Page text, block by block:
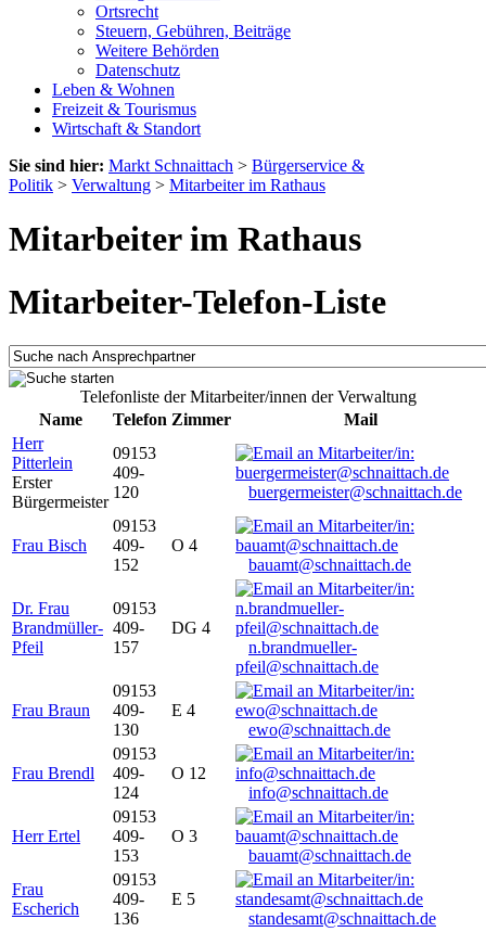
Ortsrecht
Steuern, Gebühren, Beiträge
Weitere Behörden
Datenschutz
Leben & Wohnen
Freizeit & Tourismus
Wirtschaft & Standort
Sie sind hier: Markt Schnaittach > Bürgerservice &
Politik > Verwaltung > Mitarbeiter im Rathaus
Mitarbeiter im Rathaus
Mitarbeiter-Telefon-Liste
Telefonliste der Mitarbeiter/innen der Verwaltung
Name
Telefon Zimmer
Mail
Herr
Pitterlein
Erster
Bürgermeister
09153
409-
120
buergermeister@schnaittach.de
Frau Bisch
09153
409-
152
O 4
bauamt@schnaittach.de
Dr. Frau
Brandmüller-
Pfeil
09153
409-
157
DG 4
n.brandmueller-
pfeil@schnaittach.de
Frau Braun
09153
409-
130
E 4
ewo@schnaittach.de
Frau Brendl
09153
409-
124
O 12
info@schnaittach.de
Herr Ertel
09153
409-
153
O 3
bauamt@schnaittach.de
Frau
Escherich
09153
409-
136
E 5
standesamt@schnaittach.de